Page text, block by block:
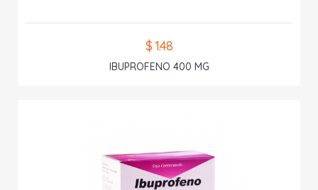
$ 1.48
IBUPROFENO 400 MG